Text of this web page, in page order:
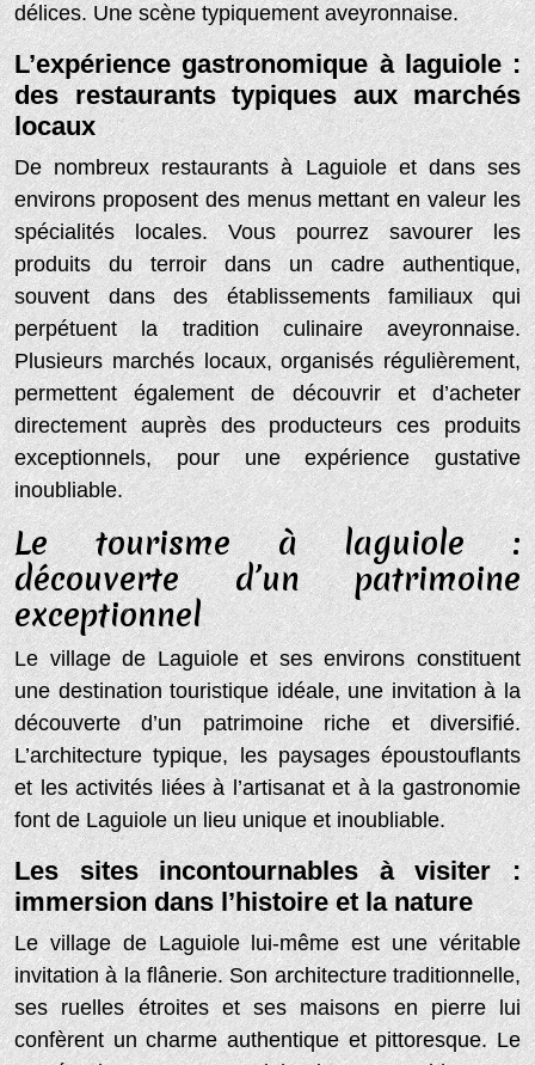
délices. Une scène typiquement aveyronnaise.
L’expérience gastronomique à laguiole :
des restaurants typiques aux marchés
locaux
De nombreux restaurants à Laguiole et dans ses
environs proposent des menus mettant en valeur les
spécialités locales. Vous pourrez savourer les
produits du terroir dans un cadre authentique,
souvent dans des établissements familiaux qui
perpétuent la tradition culinaire aveyronnaise.
Plusieurs marchés locaux, organisés régulièrement,
permettent également de découvrir et d’acheter
directement auprès des producteurs ces produits
exceptionnels, pour une expérience gustative
inoubliable.
Le tourisme à laguiole :
découverte d’un patrimoine
exceptionnel
Le village de Laguiole et ses environs constituent
une destination touristique idéale, une invitation à la
découverte d’un patrimoine riche et diversifié.
L’architecture typique, les paysages époustouflants
et les activités liées à l’artisanat et à la gastronomie
font de Laguiole un lieu unique et inoubliable.
Les sites incontournables à visiter :
immersion dans l’histoire et la nature
Le village de Laguiole lui-même est une véritable
invitation à la flânerie. Son architecture traditionnelle,
ses ruelles étroites et ses maisons en pierre lui
confèrent un charme authentique et pittoresque. Le